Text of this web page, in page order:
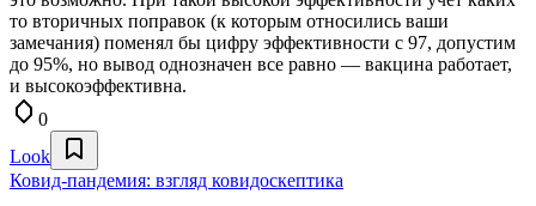
то вторичных поправок (к которым относились ваши
замечания) поменял бы цифру эффективности с 97, допустим
до 95%, но вывод однозначен все равно — вакцина работает,
и высокоэффективна.
0
Look
Ковид-пандемия: взгляд ковидоскептика